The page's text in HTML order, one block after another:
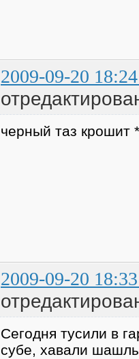
2009-09-20
черный таз крошит
2009-09-20
Сегодня тусили в
субе, хавали